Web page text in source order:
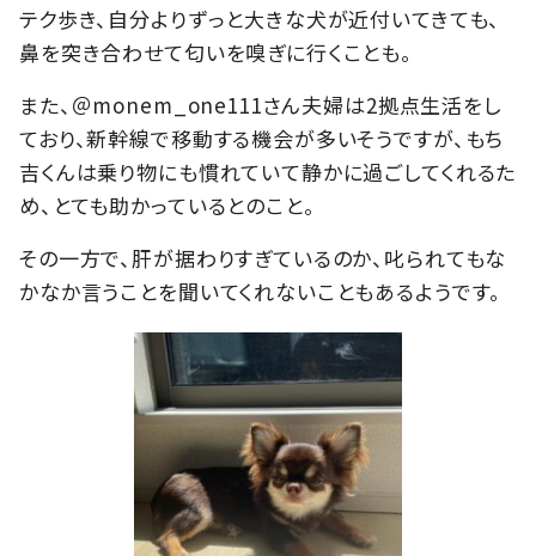
テク歩き、自分よりずっと大きな犬が近付いてきても、
鼻を突き合わせて匂いを嗅ぎに行くことも。
また、＠monem_one111さん夫婦は2拠点生活をし
ており、新幹線で移動する機会が多いそうですが、もち
吉くんは乗り物にも慣れていて静かに過ごしてくれるた
め、とても助かっているとのこと。
その一方で、肝が据わりすぎているのか、叱られてもな
かなか言うことを聞いてくれないこともあるようです。